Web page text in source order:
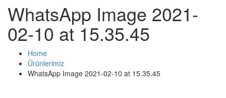
WhatsApp Image 2021-
02-10 at 15.35.45
Home
Ürünlerimiz
WhatsApp Image 2021-02-10 at 15.35.45